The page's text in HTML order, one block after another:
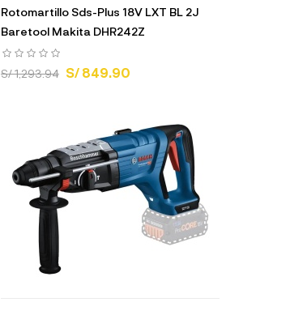
Rotomartillo Sds-Plus 18V LXT BL 2J
Baretool Makita DHR242Z
S/ 1,293.94 S/ 849.90